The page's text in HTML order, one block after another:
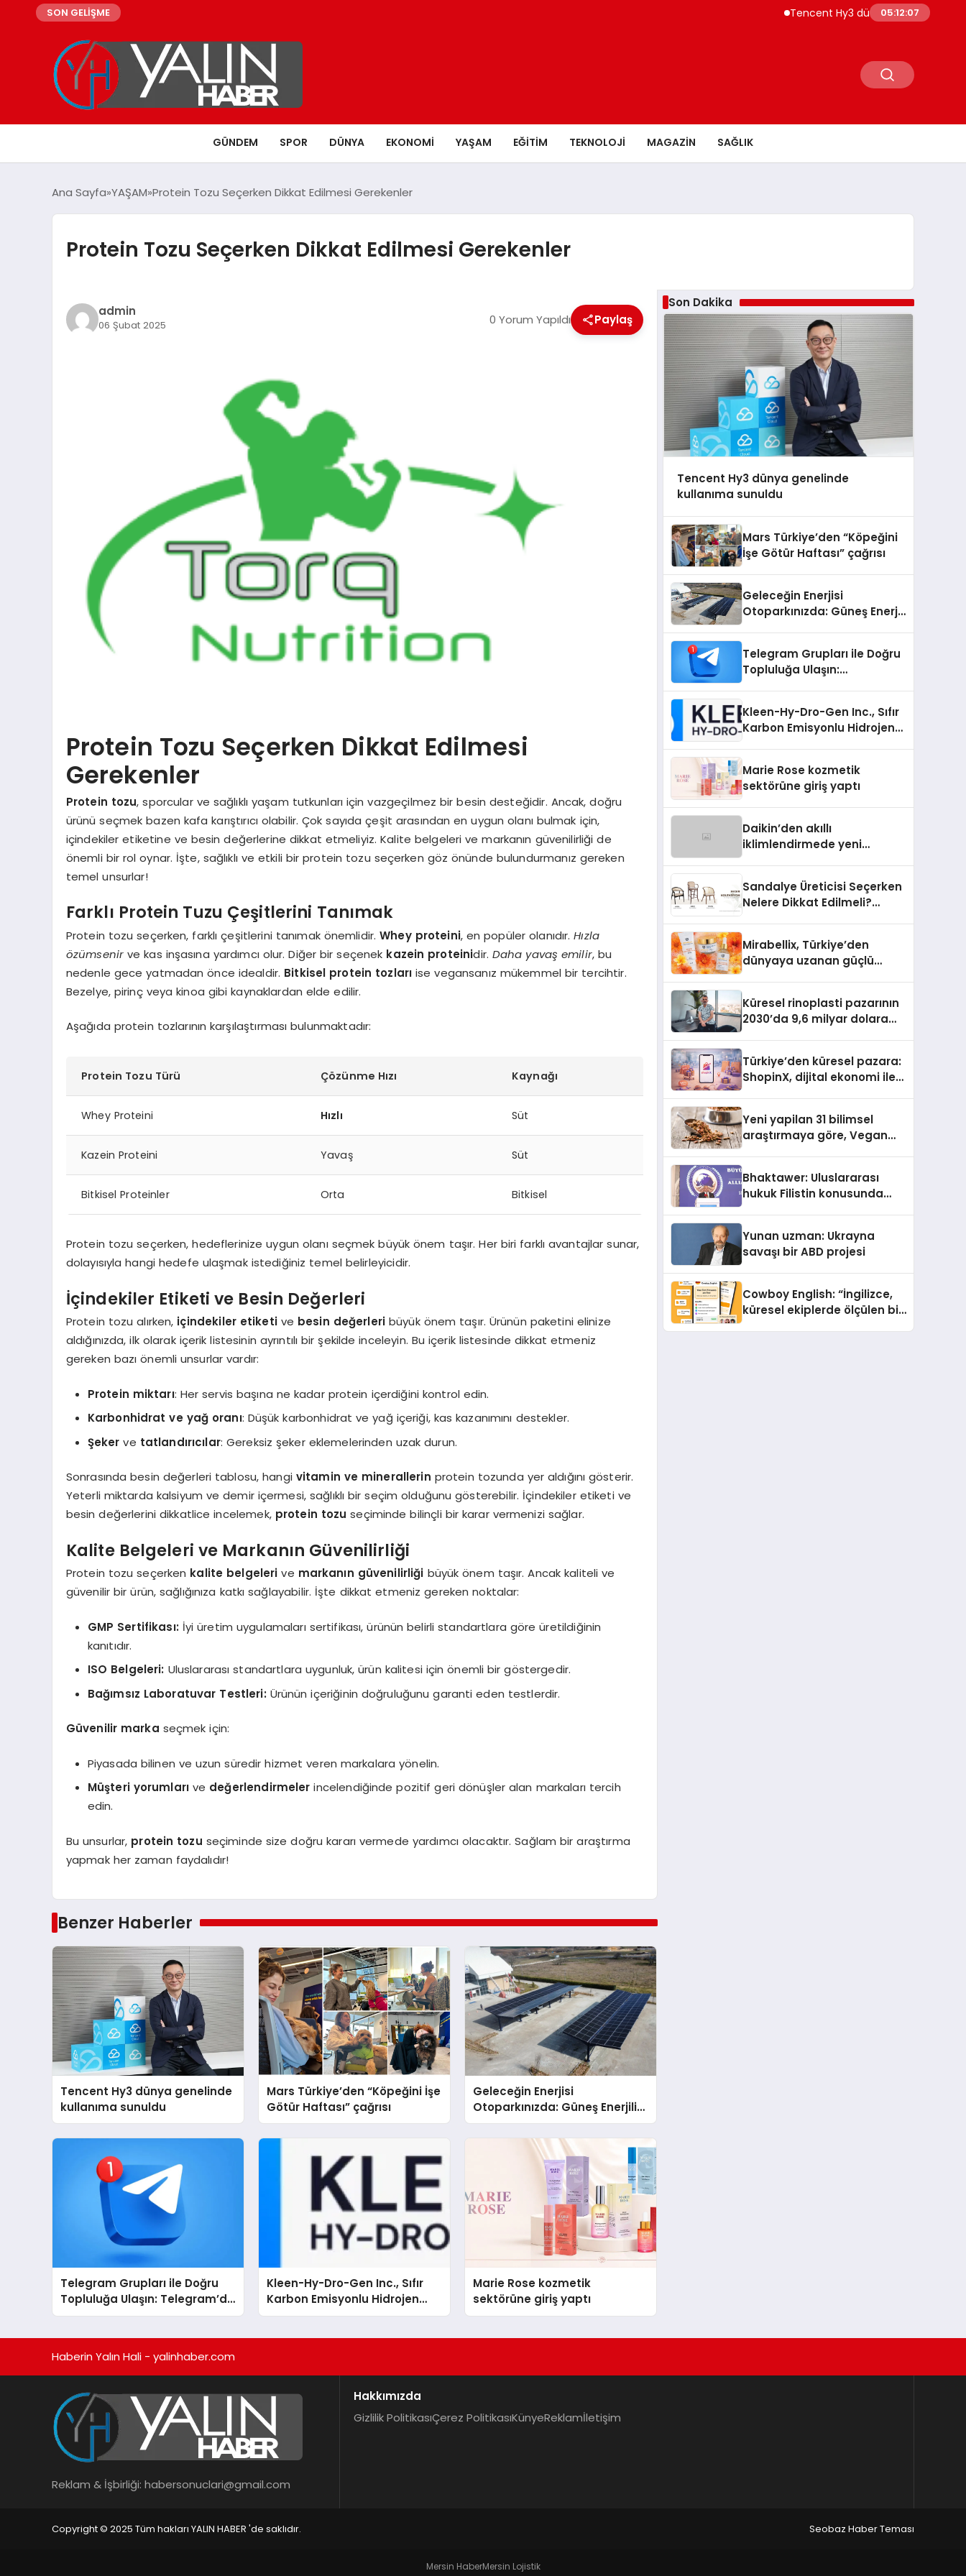
SON GELİŞME Tencent Hy3 dünya genelinde kullanıma
05:12:08
GÜNDEM SPOR DÜNYA EKONOMİ YAŞAM EĞİTİM TEKNOLOJİ MAGAZİN SAĞLIK
Ana Sayfa YAŞAM Protein Tozu Seçerken Dikkat Edilmesi Gerekenler
Protein Tozu Seçerken Dikkat Edilmesi Gerekenler
admin
06 Şubat 2025 0 Yorum Yapıldı Paylaş
Protein Tozu Seçerken Dikkat Edilmesi
Gerekenler
Protein tozu, sporcular ve sağlıklı yaşam tutkunları için vazgeçilmez bir besin desteğidir. Ancak, doğru
ürünü seçmek bazen kafa karıştırıcı olabilir. Çok sayıda çeşit arasından en uygun olanı bulmak için,
içindekiler etiketine ve besin değerlerine dikkat etmeliyiz. Kalite belgeleri ve markanın güvenilirliği de
önemli bir rol oynar. İşte, sağlıklı ve etkili bir protein tozu seçerken göz önünde bulundurmanız gereken
temel unsurlar!
Farklı Protein Tuzu Çeşitlerini Tanımak
Protein tozu seçerken, farklı çeşitlerini tanımak önemlidir.Whey proteini, en popüler olanıdır.Hızla
özümsenir ve kas inşasına yardımcı olur. Diğer bir seçenek kazein proteinidir. Daha yavaş emilir, bu
nedenle gece yatmadan önce idealdir. Bitkisel protein tozları ise vegansanız mükemmel bir tercihtir.
Bezelye, pirinç veya kinoa gibi kaynaklardan elde edilir.
Aşağıda protein tozlarının karşılaştırması bulunmaktadır:
Protein Tozu Türü Çözünme Hızı Kaynağı
Whey Proteini Hızlı Süt
Kazein Proteini Yavaş Süt
Bitkisel Proteinler Orta Bitkisel
Protein tozu seçerken, hedeflerinize uygun olanı seçmek büyük önem taşır. Her biri farklı avantajlar sunar,
dolayısıyla hangi hedefe ulaşmak istediğiniz temel belirleyicidir.
İçindekiler Etiketi ve Besin Değerleri
Protein tozu alırken, içindekiler etiketive besin değerleri büyük önem taşır. Ürünün paketini elinize
aldığınızda, ilk olarak içerik listesinin ayrıntılı bir şekilde inceleyin. Bu içerik listesinde dikkat etmeniz
gereken bazı önemli unsurlar vardır:
Protein miktarı: Her servis başına ne kadar protein içerdiğini kontrol edin.
Karbonhidrat ve yağ oranı: Düşük karbonhidrat ve yağ içeriği, kas kazanımını destekler.
Şeker ve tatlandırıcılar: Gereksiz şeker eklemelerinden uzak durun.
Sonrasında besin değerleri tablosu, hangi vitamin ve minerallerin protein tozunda yer aldığını gösterir.
Yeterli miktarda kalsiyum ve demir içermesi, sağlıklı bir seçim olduğunu gösterebilir. İçindekiler etiketi ve
besin değerlerini dikkatlice incelemek, protein tozu seçiminde bilinçli bir karar vermenizi sağlar.
Kalite Belgeleri ve Markanın Güvenilirliği
Protein tozu seçerken kalite belgeleri ve markanın güvenilirliği büyük önem taşır. Ancak kaliteli ve
güvenilir bir ürün, sağlığınıza katkı sağlayabilir. İşte dikkat etmeniz gereken noktalar:
GMP Sertifikası: İyi üretim uygulamaları sertifikası, ürünün belirli standartlara göre üretildiğinin
kanıtıdır.
ISO Belgeleri: Uluslararası standartlara uygunluk, ürün kalitesi için önemli bir göstergedir.
Bağımsız Laboratuvar Testleri: Ürünün içeriğinin doğruluğunu garanti eden testlerdir.
Güvenilir marka seçmek için:
Piyasada bilinen ve uzun süredir hizmet veren markalara yönelin.
Müşteri yorumları ve değerlendirmeler incelendiğinde pozitif geri dönüşler alan markaları tercih
edin.
Bu unsurlar, protein tozu seçiminde size doğru kararı vermede yardımcı olacaktır. Sağlam bir araştırma
yapmak her zaman faydalıdır!
Benzer Haberler
Tencent Hy3 dünya genelinde
kullanıma sunuldu
Mars Türkiye’den “Köpeğini İşe
Götür Haftası” çağrısı
Geleceğin Enerjisi
Otoparkınızda: Güneş Enerjili
Carport (Solar Otopark)
Telegram Grupları ile Doğru
Topluluğa Ulaşın: Telegram’da
İlgi Alanına Uygun Grup Bulma
Kleen-Hy-Dro-Gen Inc., Sıfır
Karbon Emisyonlu Hidrojen
Isıtma Teknolojisinde ISO ve
Marie Rose kozmetik
sektörüne giriş yaptı
Son Dakika
Tencent Hy3 dünya genelinde
kullanıma sunuldu
Mars Türkiye’den “Köpeğini
İşe Götür Haftası” çağrısı
Geleceğin Enerjisi
Otoparkınızda: Güneş Enerjili
Telegram Grupları ile Doğru
Topluluğa Ulaşın:
Kleen-Hy-Dro-Gen Inc., Sıfır
Karbon Emisyonlu Hidrojen
Aldı
Marie Rose kozmetik
sektörüne giriş yaptı
Daikin’den akıllı
iklimlendirmede yeni
Sandalye Üreticisi Seçerken
Nelere Dikkat Edilmeli?
Mirabellix, Türkiye’den
dünyaya uzanan güçlü
Küresel rinoplasti pazarının
2030’da 9,6 milyar dolara
Türkiye’den küresel pazara:
ShopinX, dijital ekonomi ile
Yeni yapilan 31 bilimsel
araştırmaya göre, Vegan
Sindirildiğini Ortaya Koydu
Bhaktawer: Uluslararası
hukuk Filistin konusunda
Yunan uzman: Ukrayna
savaşı bir ABD projesi
Cowboy English: “İngilizce,
küresel ekiplerde ölçülen bir
Haberin Yalın Hali - yalinhaber.com
Reklam & İşbirliği: habersonuclari@gmail.com
Hakkımızda
Gizlilik PolitikasıÇerez PolitikasıKünyeReklamİletişim
Copyright © 2025 Tüm hakları YALIN HABER 'de saklıdır. Seobaz Haber Teması
Mersin HaberMersin Lojistik